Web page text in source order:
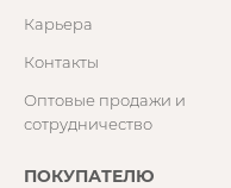
Карьера
Контакты
Оптовые продажи и
сотрудничество
ПОКУПАТЕЛЮ